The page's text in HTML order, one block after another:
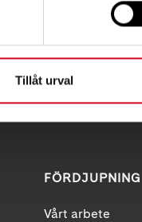
Tillåt urval
FÖRDJUPNING
Vårt arbete